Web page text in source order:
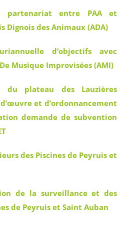
partenariat entre PAA et
Dignois des Animaux (ADA)
d’objectifs avec
Musique Improvisées (AMI)
du plateau des Lauzières
et d’ordonnancement
demande de subvention
des Piscines de Peyruis et
de la surveillance et des
de Peyruis et Saint Auban